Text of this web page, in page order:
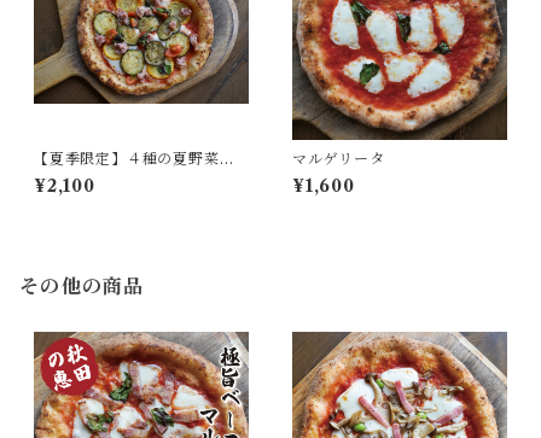
【夏季限定】４種の夏野菜と
サルシッチャのピッツァ
¥2,100
マルゲリータ
¥1,600
その他の商品